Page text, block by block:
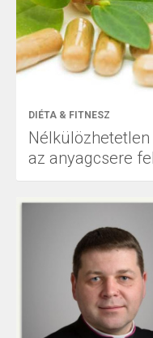
DIÉTA & FITNESZ
az anyagcsere